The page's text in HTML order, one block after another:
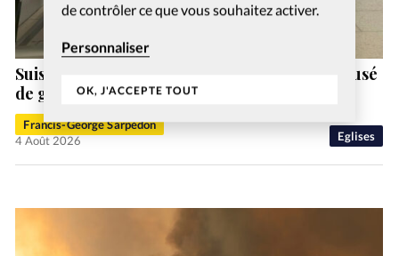
de contrôler ce que vous souhaitez activer.
Personnaliser
OK, J'ACCEPTE TOUT
Eglises
Suisse: un ex-pasteur de la vallée de Joux accusé
de gestes déplacés
Francis-George Sarpédon
4 Août 2026